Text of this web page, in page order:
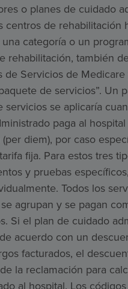
o planes de cuidado
centros de rehabilitación
categoría o un
rehabilitación, también
de Servicios de
de servicios”. Un
servicios se aplicaría
paga al
diem), por caso
fija. Para estos tres
y pruebas
Todos los
agrupan y se pagan
Si el plan de cuidado
acuerdo con un
facturados, el
la reclamación para
al hospital. Los